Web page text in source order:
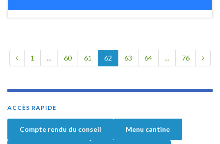
1 … 60 61 62 63 64 … 76
ACCÈS RAPIDE
Compte rendu du conseil Menu cantine